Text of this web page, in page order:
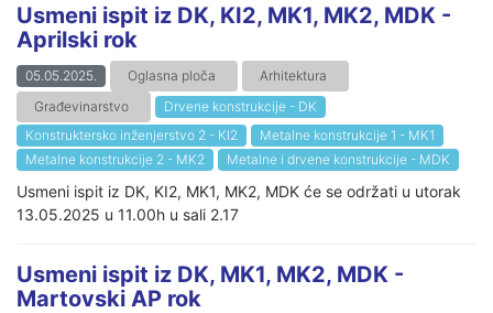
Usmeni ispit iz DK, KI2, MK1, MK2, MDK -
Aprilski rok
05.05.2025. Oglasna ploča
Arhitektura
Građevinarstvo
Drvene konstrukcije - DK
Konstruktersko inženjerstvo 2 - KI2
Metalne konstrukcije 1 - MK1
Metalne konstrukcije 2 - MK2
Metalne i drvene konstrukcije - MDK
Usmeni ispit iz DK, KI2, MK1, MK2, MDK će se održati u utorak
13.05.2025 u 11.00h u sali 2.17
Usmeni ispit iz DK, MK1, MK2, MDK -
Martovski AP rok